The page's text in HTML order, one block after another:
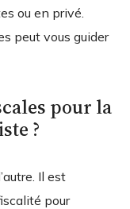
ou en privé.
peut vous guider
pour la
?
Il est
pour